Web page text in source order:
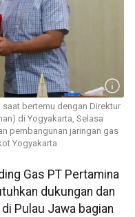
bertemu dengan Direktur
di Yogyakarta, Selasa
pembangunan jaringan gas
Yogyakarta
Gas PT Pertamina
dukungan dan
Pulau Jawa bagian